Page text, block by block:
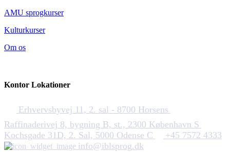
AMU sprogkurser
Kulturkurser
Om os
Kontor Lokationer
Erhvervsbyvej 11, 2. sal - 8700 Horsens
Raffinaderivej 8, bygning B, st., 2300 København S
Kochsgade 31D, 2. Sal, 5000 Odense C
+45 7572 4333
info@iblsprog.dk